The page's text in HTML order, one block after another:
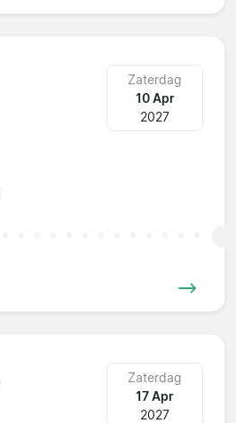
Zaterdag
10 Apr
2027
Zaterdag
17 Apr
2027